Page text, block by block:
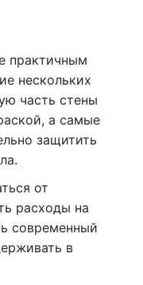
практичным
нескольких
часть стены
а самые
защитить
от
расходы на
современный
в